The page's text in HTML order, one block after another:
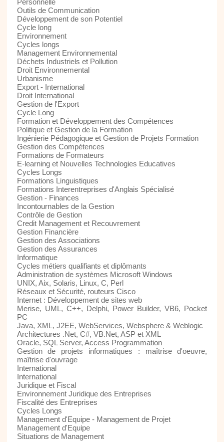
Outils de Communication
Développement de son Potentiel
Cycle long
Environnement
Cycles longs
Management Environnemental
Déchets Industriels et Pollution
Droit Environnemental
Urbanisme
Export - International
Droit International
Gestion de l'Export
Cycle Long
Formation et Développement des Compétences
Politique et Gestion de la Formation
Ingénierie Pédagogique et Gestion de Projets Formation
Gestion des Compétences
Formations de Formateurs
E-learning et Nouvelles Technologies Educatives
Cycles Longs
Formations Linguistiques
Formations Interentreprises d'Anglais Spécialisé
Gestion - Finances
Incontournables de la Gestion
Contrôle de Gestion
Credit Management et Recouvrement
Gestion Financière
Gestion des Associations
Gestion des Assurances
Informatique
Cycles métiers qualifiants et diplômants
Administration de systèmes Microsoft Windows
UNIX, Aix, Solaris, Linux, C, Perl
Réseaux et Sécurité, routeurs Cisco
Internet : Développement de sites web
Merise, UML, C++, Delphi, Power Builder, VB6, Pocket
PC
Java, XML, J2EE, WebServices, Websphere & Weblogic
Architectures .Net, C#, VB.Net, ASP et XML
Oracle, SQL Server, Access Programmation
Gestion de projets informatiques : maîtrise d'oeuvre,
maîtrise d'ouvrage
International
International
Juridique et Fiscal
Environnement Juridique des Entreprises
Fiscalité des Entreprises
Cycles Longs
Management d'Equipe - Management de Projet
Management d'Equipe
Situations de Management